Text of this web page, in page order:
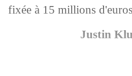
fixée à 15 millions
Justin
02/09 Betis: Carvalho
Montpellier: